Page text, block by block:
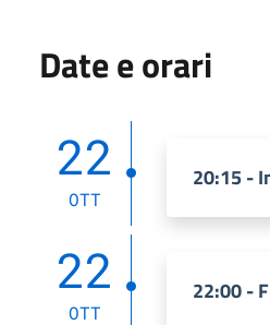
Date e orari
22
OTT
20:15 -
22
OTT
22:00 -